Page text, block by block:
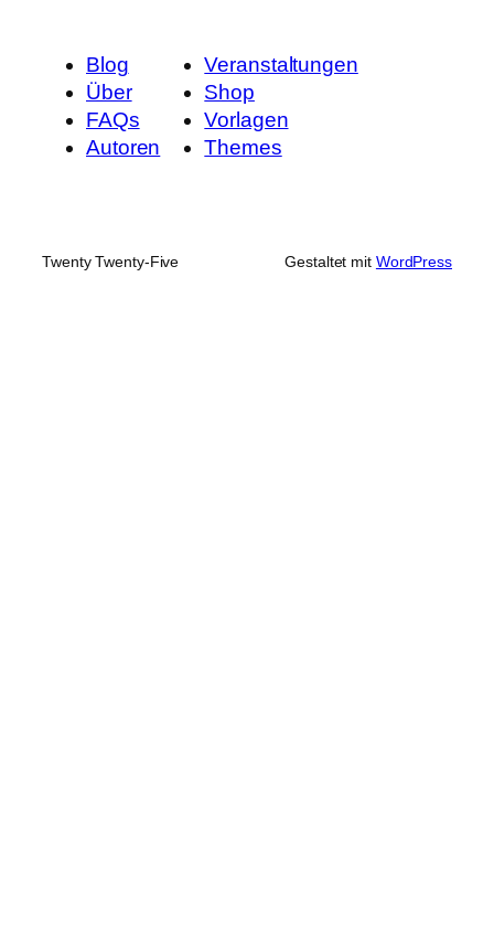
Blog
Über
FAQs
Autoren
Veranstaltungen
Shop
Vorlagen
Themes
Twenty Twenty-Five Gestaltet mit WordPress